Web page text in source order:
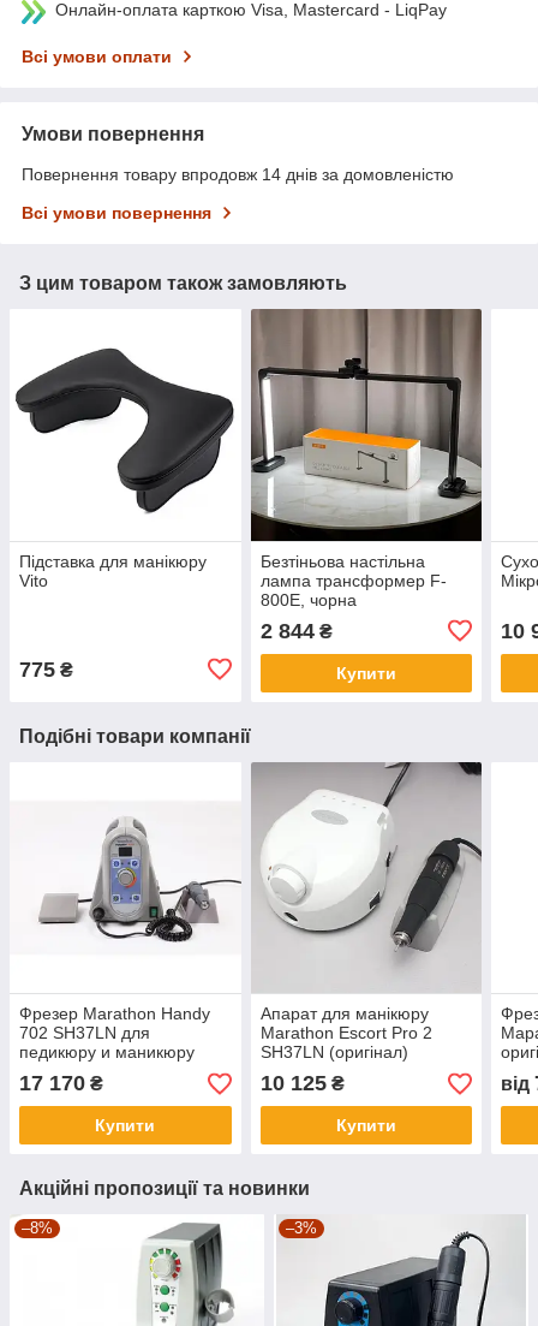
Онлайн-оплата карткою Visa, Mastercard - LiqPay
Всі умови оплати
Умови повернення
Повернення товару впродовж 14 днів за домовленістю
Всі умови повернення
З цим товаром також замовляють
Підставка для манікюру
Vito
775 ₴
Безтіньова настільна
лампа трансформер F-
800E, чорна
2 844₴
Купити
10
Подібні товари компанії
Фрезер Marathon Handy
702 SH37LN для
педикюру и маникюру
17 170 ₴
Купити
Апарат для манікюру
Marathon Escort Pro 2
SH37LN (оригінал)
10 125₴
Купити
від
Акційні пропозиції та новинки
–8% –3%